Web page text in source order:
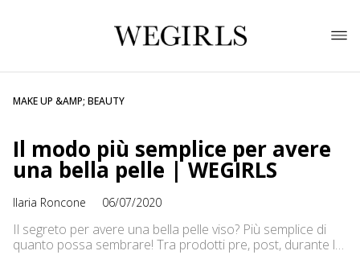
MAKE UP &AMP; BEAUTY
Il modo più semplice per avere
una bella pelle | WEGIRLS
Ilaria Roncone 06/07/2020
Il segreto per avere una bella pelle viso? Più semplice di
quanto possa sembrare! Tra prodotti pre, post, durante la